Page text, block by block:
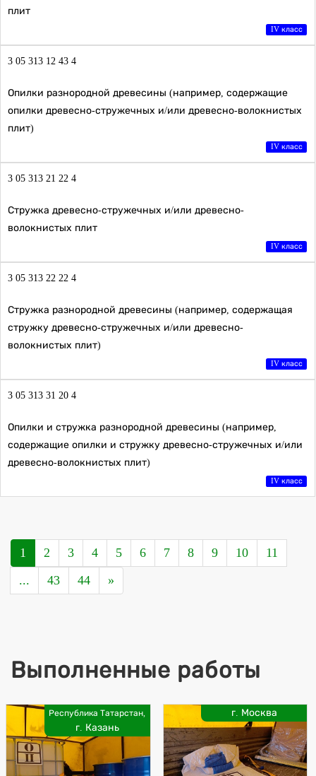
плит
IV класс
3 05 313 12 43 4
Опилки разнородной древесины (например, содержащие
опилки древесно-стружечных и/или древесно-волокнистых
плит)
IV класс
3 05 313 21 22 4
Стружка древесно-стружечных и/или древесно-
волокнистых плит
IV класс
3 05 313 22 22 4
Стружка разнородной древесины (например, содержащая
стружку древесно-стружечных и/или древесно-
волокнистых плит)
IV класс
3 05 313 31 20 4
Опилки и стружка разнородной древесины (например,
содержащие опилки и стружку древесно-стружечных и/или
древесно-волокнистых плит)
IV класс
1 2 3 4 5 6 7 8 9 10
11
...
43 44 »
Выполненные работы
Республика Татарстан,
г. Казань
г. Москва